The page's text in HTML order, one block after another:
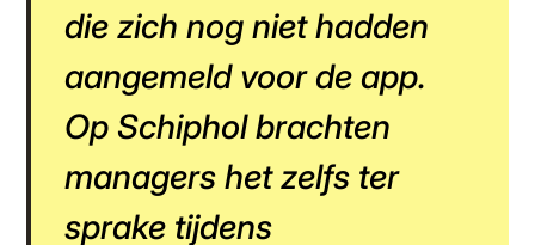
die zich nog niet hadden
aangemeld voor de app.
Op Schiphol brachten
managers het zelfs ter
sprake tijdens